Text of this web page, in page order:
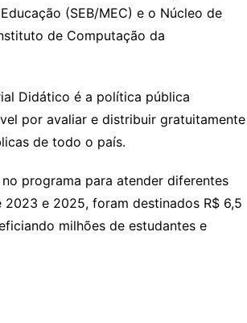
(SEB/MEC) e o Núcleo de
de Computação da
Didático é a política pública
por avaliar e distribuir gratuitamente
de todo o país.
programa para atender diferentes
e 2025, foram destinados R$ 6,5
milhões de estudantes e